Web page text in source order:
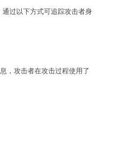
过以下方式可追踪攻击者身
，攻击者在攻击过程使用了